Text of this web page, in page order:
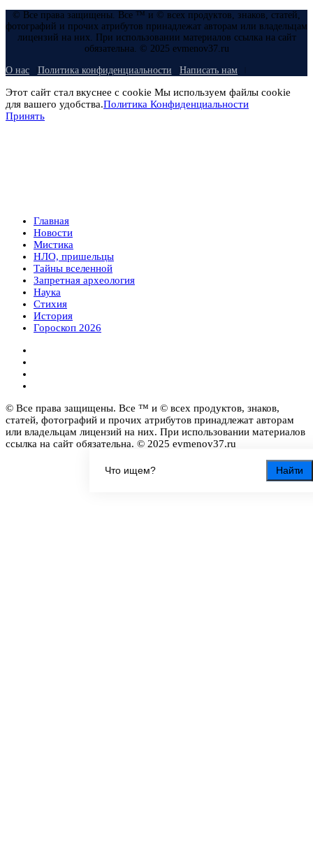
Найти
© Все права защищены. Все ™ и © всех продуктов, знаков, статей,
фотографий и прочих атрибутов принадлежат авторам или владельцам
лицензий на них. При использовании материалов ссылка на сайт
обязательна. © 2025 evmenov37.ru
О нас Политика конфиденциальности Написать нам
Этот сайт стал вкуснее с cookie Мы используем файлы cookie
для вашего удобства.Политика Конфиденциальности
Принять
Главная
Новости
Мистика
НЛО, пришельцы
Тайны вселенной
Запретная археология
Наука
Стихия
История
Гороскоп 2026
© Все права защищены. Все ™ и © всех продуктов, знаков,
статей, фотографий и прочих атрибутов принадлежат авторам
или владельцам лицензий на них. При использовании материалов
ссылка на сайт обязательна. © 2025 evmenov37.ru